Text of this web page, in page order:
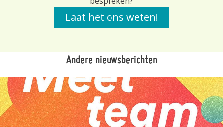
Laat het ons weten!
Andere nieuwsberichten